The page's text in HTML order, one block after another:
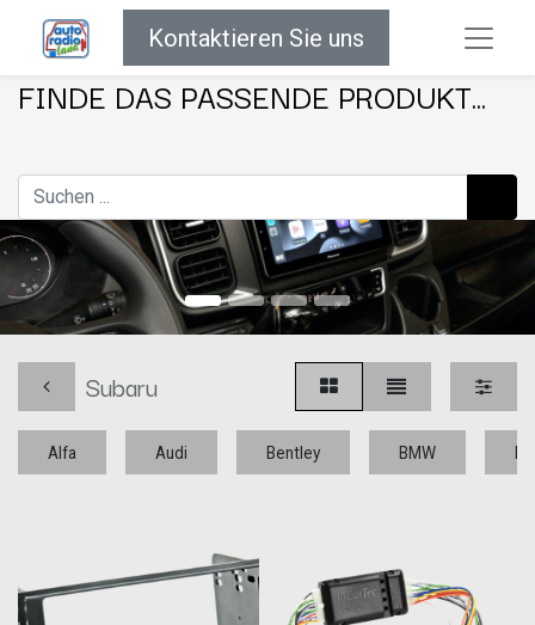
Kontaktieren Sie uns
FINDE DAS PASSENDE PRODUKT...
Subaru
Alfa Audi Bentley BMW